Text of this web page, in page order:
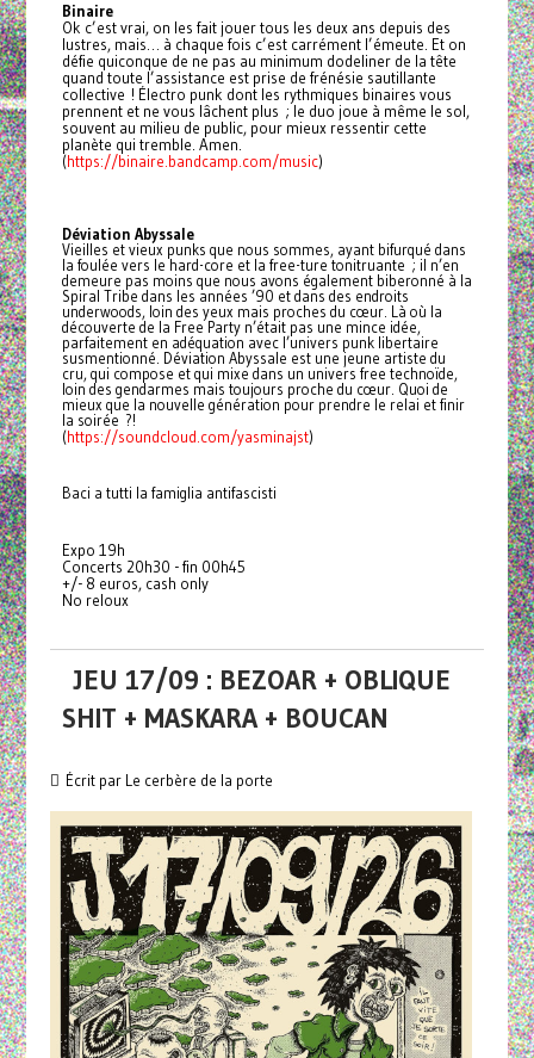
Binaire
Ok c’est vrai, on les fait jouer tous les deux ans depuis des
lustres, mais… à chaque fois c’est carrément l’émeute. Et on
défie quiconque de ne pas au minimum dodeliner de la tête
quand toute l’assistance est prise de frénésie sautillante
collective ! Électro punk dont les rythmiques binaires vous
prennent et ne vous lâchent plus ; le duo joue à même le sol,
souvent au milieu de public, pour mieux ressentir cette
planète qui tremble. Amen.
(https://binaire.bandcamp.com/music)
Déviation Abyssale
Vieilles et vieux punks que nous sommes, ayant bifurqué dans
la foulée vers le hard-core et la free-ture tonitruante ; il n’en
demeure pas moins que nous avons également biberonné à la
Spiral Tribe dans les années ’90 et dans des endroits
underwoods, loin des yeux mais proches du cœur. Là où la
découverte de la Free Party n’était pas une mince idée,
parfaitement en adéquation avec l’univers punk libertaire
susmentionné. Déviation Abyssale est une jeune artiste du
cru, qui compose et qui mixe dans un univers free technoïde,
loin des gendarmes mais toujours proche du cœur. Quoi de
mieux que la nouvelle génération pour prendre le relai et finir
la soirée ?!
(https://soundcloud.com/yasminajst)
Baci a tutti la famiglia antifascisti
Expo 19h
Concerts 20h30 - fin 00h45
+/- 8 euros, cash only
No reloux
JEU 17/09 : BEZOAR + OBLIQUE
SHIT + MASKARA + BOUCAN
Écrit par Le cerbère de la porte